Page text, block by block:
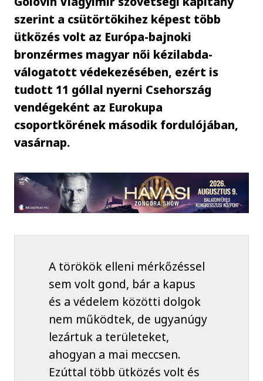
szerint a csütörtökihez képest több
ütközés volt az Európa-bajnoki
bronzérmes magyar női kézilabda-
válogatott védekezésében, ezért is
tudott 11 góllal nyerni Csehország
vendégeként az Eurokupa
csoportkörének második fordulójában,
vasárnap.
A törökök elleni mérkőzéssel
sem volt gond, bár a kapus
és a védelem közötti dolgok
nem működtek, de ugyanúgy
lezártuk a területeket,
ahogyan a mai meccsen.
Ezúttal több ütközés volt és